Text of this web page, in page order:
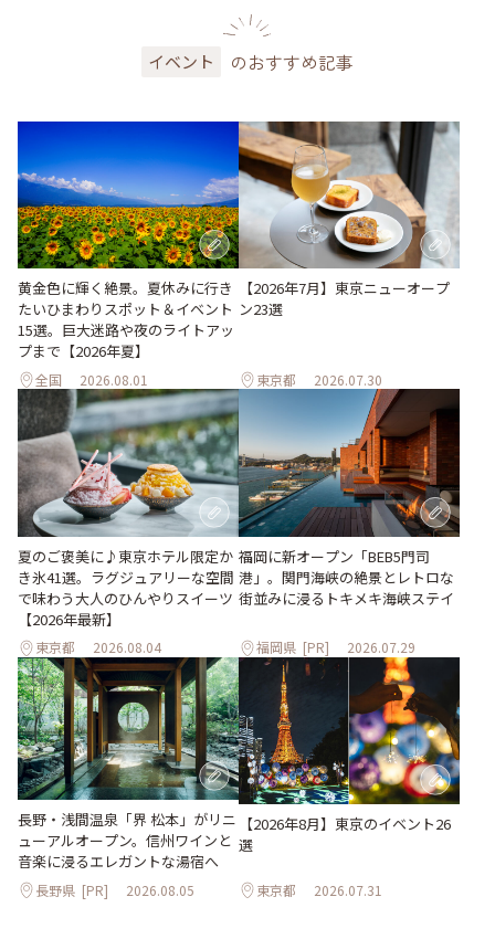
イベント のおすすめ記事
黄金色に輝く絶景。夏休みに行き
たいひまわりスポット＆イベント
15選。巨大迷路や夜のライトアッ
プまで【2026年夏】
全国 2026.08.01
【2026年7月】東京ニューオープ
ン23選
東京都 2026.07.30
夏のご褒美に♪東京ホテル限定か
き氷41選。ラグジュアリーな空間
で味わう大人のひんやりスイーツ
【2026年最新】
東京都 2026.08.04
福岡に新オープン「BEB5門司
港」。関門海峡の絶景とレトロな
街並みに浸るトキメキ海峡ステイ
福岡県 [PR] 2026.07.29
長野・浅間温泉「界 松本」がリニ
ューアルオープン。信州ワインと
音楽に浸るエレガントな湯宿へ
長野県 [PR] 2026.08.05
【2026年8月】東京のイベント26
選
東京都 2026.07.31